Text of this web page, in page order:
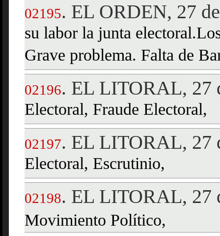
02195. EL ORDEN, 27
su labor la junta
Grave problema. Falta de
02196. EL LITORAL, 27
Electoral, Fraude Electoral,
02197. EL LITORAL, 27
Electoral, Escrutinio,
02198. EL LITORAL, 27
Movimiento Político,